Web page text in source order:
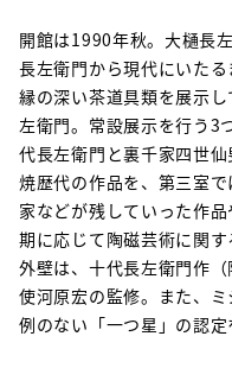
開館は1990年秋。大樋長
長左衛門から現代にいた
縁の深い茶道具類を展示
左衛門。常設展示を行う3
代長左衛門と裏千家四世
焼歴代の作品を、第三室
家などが残していった作
期に応じて陶磁芸術に関
外壁は、十代長左衛門作
使河原宏の監修。また、
例のない「一つ星」の認定